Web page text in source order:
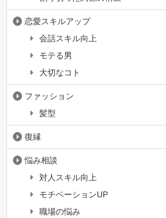
恋愛スキルアップ
会話スキル向上
モテる男
大切なコト
ファッション
髪型
復縁
悩み相談
対人スキル向上
モチベーションUP
職場の悩み